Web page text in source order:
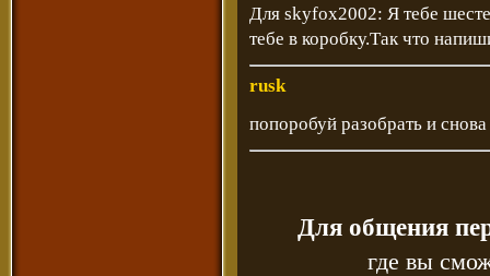
Для skyfox2002: Я тебе
тебе в коробку.Так что
rusk
попоробуй разобрать и
Для общения
где вы